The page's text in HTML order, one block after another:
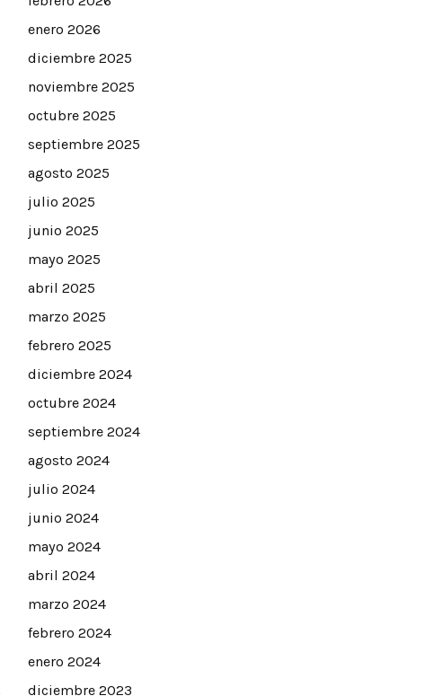
enero 2026
diciembre 2025
noviembre 2025
octubre 2025
septiembre 2025
agosto 2025
julio 2025
junio 2025
mayo 2025
abril 2025
marzo 2025
febrero 2025
diciembre 2024
octubre 2024
septiembre 2024
agosto 2024
julio 2024
junio 2024
mayo 2024
abril 2024
marzo 2024
febrero 2024
enero 2024
diciembre 2023